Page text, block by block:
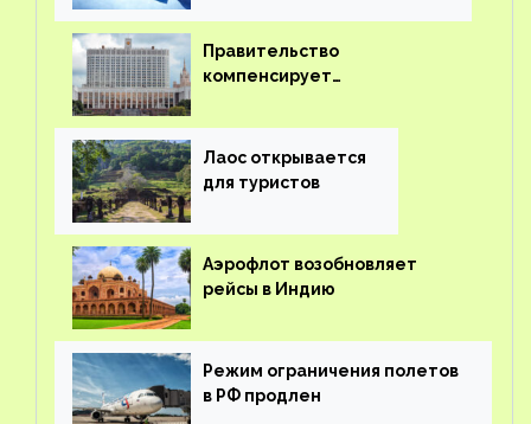
Правительство
компенсирует
вывоз россиян из-за рубежа
Лаос открывается
для туристов
Аэрофлот возобновляет
рейсы в Индию
Режим ограничения полетов
в РФ продлен